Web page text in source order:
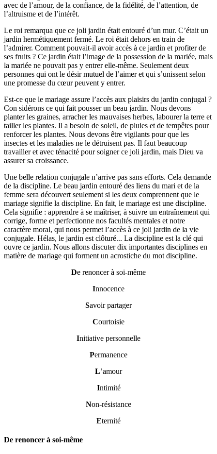
avec de l’amour, de la confiance, de la fidélité, de l’attention, de
l’altruisme et de l’intérêt.
Le roi remarqua que ce joli jardin était entouré d’un mur. C’était un
jardin hermétiquement fermé. Le roi était dehors en train de
l’admirer. Comment pouvait-il avoir accès à ce jardin et profiter de
ses fruits ? Ce jardin était l’image de la possession de la mariée, mais
la mariée ne pouvait pas y entrer elle-même. Seulement deux
personnes qui ont le désir mutuel de l’aimer et qui s’unissent selon
une promesse du cœur peuvent y entrer.
Est-ce que le mariage assure l’accès aux plaisirs du jardin conjugal ?
Con sidérons ce qui fait pousser un beau jardin. Nous devons
planter les graines, arracher les mauvaises herbes, labourer la terre et
tailler les plantes. Il a besoin de soleil, de pluies et de tempêtes pour
renforcer les plantes. Nous devons être vigilants pour que les
insectes et les maladies ne le détruisent pas. Il faut beaucoup
travailler et avec ténacité pour soigner ce joli jardin, mais Dieu va
assurer sa croissance.
Une belle relation conjugale n’arrive pas sans efforts. Cela demande
de la discipline. Le beau jardin entouré des liens du mari et de la
femme sera découvert seulement si les deux comprennent que le
mariage signifie la discipline. En fait, le mariage est une discipline.
Cela signifie : apprendre à se maîtriser, à suivre un entraînement qui
corrige, forme et perfectionne nos facultés mentales et notre
caractère moral, qui nous permet l’accès à ce joli jardin de la vie
conjugale. Hélas, le jardin est clôturé... La discipline est la clé qui
ouvre ce jardin. Nous allons discuter dix importantes disciplines en
matière de mariage qui forment un acrostiche du mot discipline.
De renoncer à soi-même
Innocence
Savoir partager
Courtoisie
Initiative personnelle
Permanence
L’amour
Intimité
Non-résistance
Eternité
De renoncer à soi-même